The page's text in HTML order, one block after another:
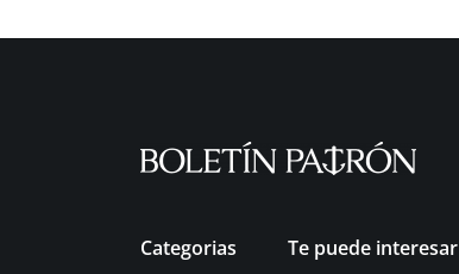
Categorias Te puede interesar